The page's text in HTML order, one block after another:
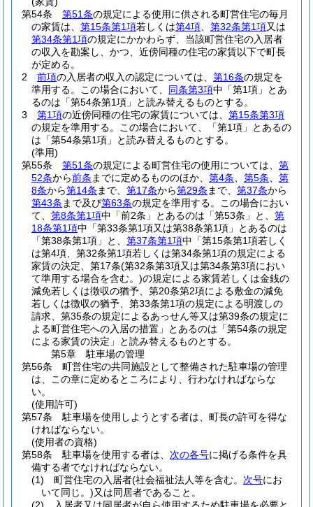
第54条
第51条の規定による使用に供される町営住宅の毎月
の家賃は、 第15条第1項若しくは第4項 第32条第1項又は
第34条第1項の規定にかかわらず、当該町営住宅の入居者
の収入を勘案し、かつ、近傍同種の住宅の家賃以下で町長
が定める。
2
前項の入居者の収入の認定については、 第16条の規定を
準用する。
この場合において、 同条第3項中「第1項」とあ
るのは「第54条第1項」と読み替えるものとする。
3
第1項の近傍同種の住宅の家賃については、 第15条第3項
の規定を準用する。
この場合において、「第1項」とあるの
は「第54条第1項」と読み替えるものとする。
(準用)
第55条
第51条の規定による町営住宅の使用については、 第
52条から前条 までに定めるもののほか、 第4条 第5条
第
8条から第14条 まで、 第17条から第29条 まで、 第37条から
第43条 まで及び第63条の規定を準用する。
この場合におい
て、 第8条第1項中「前2条」とあるのは「第53条」と、 第
18条第1項中「第33条第1項又は第38条第1項」とあるのは
「第38条第1項」と、 第37条第1項中「第15条第1項若しく
は第4項、第32条第1項若しくは第34条第1項の規定による
家賃の決定、第17条(第32条第3項又は第34条第3項におい
て準用する場合を含む。)の規定による家賃若しくは金銭の
減免若しくは徴収の猶予、第20条第2項による敷金の減免
若しくは徴収の猶予、第33条第1項の規定による明渡しの
請求、第35条の規定によるあっせん等又は第39条の規定に
よる町営住宅への入居の措置」とあるのは「第54条の規定
による家賃の決定」と読み替えるものとする。
第5章
駐車場の管理
第56条
町営住宅の共同施設として整備された駐車場の管理
は、この章に定めるところにより、行わなければならな
い。
(使用許可)
第57条
駐車場を使用しようとする者は、町長の許可を得な
ければならない。
(使用者の資格)
第58条
駐車場を使用する者は、 次の各号に掲げる条件を具
備する者でなければならない。
(1)
町営住宅の入居者(社会福祉法人等を含む。 次号にお
いて同じ。)又は同居者であること。